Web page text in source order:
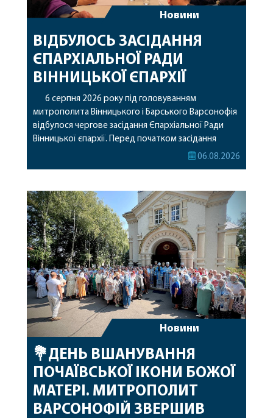
Новини
ВІДБУЛОСЬ ЗАСІДАННЯ
ЄПАРХІАЛЬНОЇ РАДИ
ВІННИЦЬКОЇ ЄПАРХІЇ
6 серпня 2026 року під головуванням
митрополита Вінницького і Барського Варсонофія
відбулося чергове засідання Єпархіальної Ради
Вінницької єпархії. Перед початком засідання
секретар Єпархіальної Ради від імені членів Ради
побажавши йому міцного здоров’я, Божої
допомоги, миру, духовної радості та
благословенних успіхів у подальшому
архіпастирському служінні. […]
06.08.2026
Новини
💐ДЕНЬ ВШАНУВАННЯ
ПОЧАЇВСЬКОЇ ІКОНИ БОЖОЇ
МАТЕРІ. МИТРОПОЛИТ
ВАРСОНОФІЙ ЗВЕРШИВ